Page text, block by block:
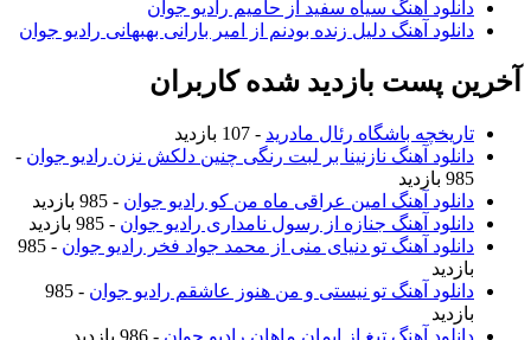
دانلود آهنگ سیاه سفید از حامیم رادیو جوان
دانلود آهنگ دلیل زنده بودنم از امیر بارانی بهبهانی رادیو جوان
آخرین پست بازدید شده کاربران
تاریخچه باشگاه رئال مادرید - 107 بازدید
دانلود آهنگ نازنینا بر لبت رنگی چنین دلکش نزن رادیو جوان -
985 بازدید
دانلود آهنگ امین عراقی ماه من کو رادیو جوان - 985 بازدید
دانلود آهنگ جنازه از رسول نامداری رادیو جوان - 985 بازدید
دانلود آهنگ تو دنیای منی از محمد جواد فخر رادیو جوان
- 985
بازدید
دانلود آهنگ تو نیستی و من هنوز عاشقم رادیو جوان
- 985
بازدید